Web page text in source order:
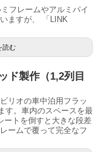
フレームやアルミパイ
ますが、 「LINK
読む
ド製作（1,2列目
リオの車中泊用フラッ
す。車内のスペースを最
ートを倒すと大きな段差
ームで覆って完全なフ